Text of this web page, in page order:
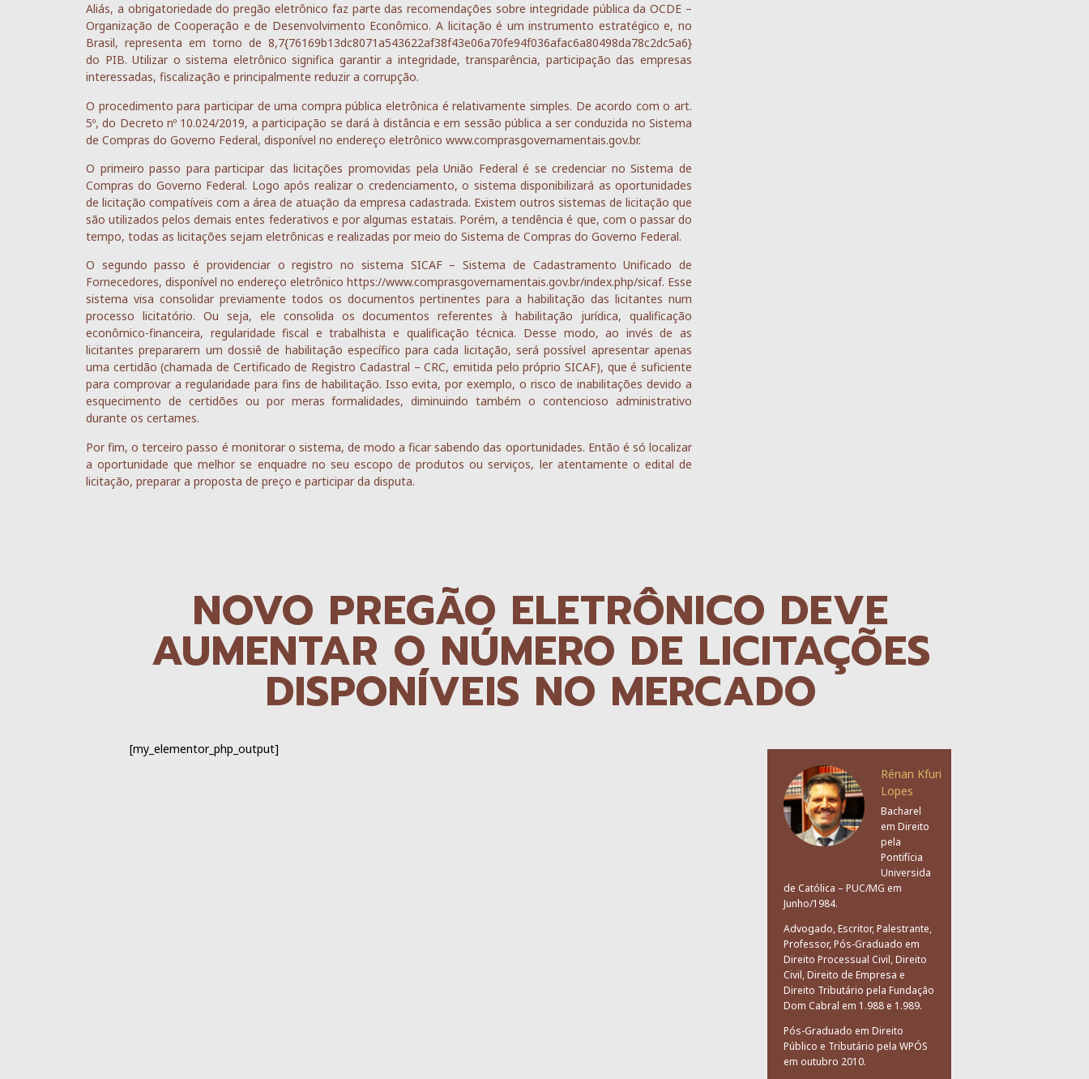
Aliás, a obrigatoriedade do pregão eletrônico faz parte das recomendações sobre integridade pública da OCDE –
Organização de Cooperação e de Desenvolvimento Econômico. A licitação é um instrumento estratégico e, no
Brasil, representa em torno de 8,7{76169b13dc8071a543622af38f43e06a70fe94f036afac6a80498da78c2dc5a6}
do PIB. Utilizar o sistema eletrônico significa garantir a integridade, transparência, participação das empresas
interessadas, fiscalização e principalmente reduzir a corrupção.
O procedimento para participar de uma compra pública eletrônica é relativamente simples. De acordo com o art.
5º, do Decreto nº 10.024/2019, a participação se dará à distância e em sessão pública a ser conduzida no Sistema
de Compras do Governo Federal, disponível no endereço eletrônico www.comprasgovernamentais.gov.br.
O primeiro passo para participar das licitações promovidas pela União Federal é se credenciar no Sistema de
Compras do Governo Federal. Logo após realizar o credenciamento, o sistema disponibilizará as oportunidades
de licitação compatíveis com a área de atuação da empresa cadastrada. Existem outros sistemas de licitação que
são utilizados pelos demais entes federativos e por algumas estatais. Porém, a tendência é que, com o passar do
tempo, todas as licitações sejam eletrônicas e realizadas por meio do Sistema de Compras do Governo Federal.
O segundo passo é providenciar o registro no sistema SICAF – Sistema de Cadastramento Unificado de
Fornecedores, disponível no endereço eletrônico https://www.comprasgovernamentais.gov.br/index.php/sicaf. Esse
sistema visa consolidar previamente todos os documentos pertinentes para a habilitação das licitantes num
processo licitatório. Ou seja, ele consolida os documentos referentes à habilitação jurídica, qualificação
econômico-financeira, regularidade fiscal e trabalhista e qualificação técnica. Desse modo, ao invés de as
licitantes prepararem um dossiê de habilitação específico para cada licitação, será possível apresentar apenas
uma certidão (chamada de Certificado de Registro Cadastral – CRC, emitida pelo próprio SICAF), que é suficiente
para comprovar a regularidade para fins de habilitação. Isso evita, por exemplo, o risco de inabilitações devido a
esquecimento de certidões ou por meras formalidades, diminuindo também o contencioso administrativo
durante os certames.
Por fim, o terceiro passo é monitorar o sistema, de modo a ficar sabendo das oportunidades. Então é só localizar
a oportunidade que melhor se enquadre no seu escopo de produtos ou serviços, ler atentamente o edital de
licitação, preparar a proposta de preço e participar da disputa.
NOVO PREGÃO ELETRÔNICO DEVE
AUMENTAR O NÚMERO DE LICITAÇÕES
DISPONÍVEIS NO MERCADO
[my_elementor_php_output]
Rénan Kfuri
Lopes
Bacharel
em Direito
pela
Pontifícia
Universida
de Católica – PUC/MG em
Junho/1984.
Advogado, Escritor, Palestrante,
Professor, Pós-Graduado em
Direito Processual Civil, Direito
Civil, Direito de Empresa e
Direito Tributário pela Fundação
Dom Cabral em 1.988 e 1.989.
Pós-Graduado em Direito
Público e Tributário pela WPÓS
em outubro 2010.